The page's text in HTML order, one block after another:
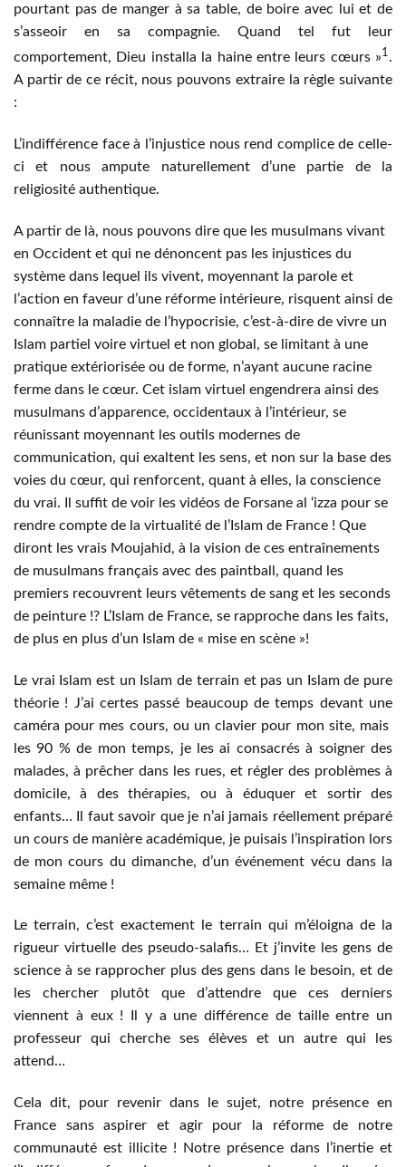
pourtant pas de manger à sa table, de boire avec lui et de
s’asseoir en sa compagnie. Quand tel fut leur
comportement, Dieu installa la haine entre leurs cœurs »1 .
A partir de ce récit, nous pouvons extraire la règle suivante
:
L’indifférence face à l’injustice nous rend complice de celle-
ci et nous ampute naturellement d’une partie de la
religiosité authentique.
A partir de là, nous pouvons dire que les musulmans vivant
en Occident et qui ne dénoncent pas les injustices du
système dans lequel ils vivent, moyennant la parole et
l’action en faveur d’une réforme intérieure, risquent ainsi de
connaître la maladie de l’hypocrisie, c’est-à-dire de vivre un
Islam partiel voire virtuel et non global, se limitant à une
pratique extériorisée ou de forme, n’ayant aucune racine
ferme dans le cœur. Cet islam virtuel engendrera ainsi des
musulmans d’apparence, occidentaux à l’intérieur, se
réunissant moyennant les outils modernes de
communication, qui exaltent les sens, et non sur la base des
voies du cœur, qui renforcent, quant à elles, la conscience
du vrai. Il suffit de voir les vidéos de Forsane al ‘izza pour se
rendre compte de la virtualité de l’Islam de France ! Que
diront les vrais Moujahid, à la vision de ces entraînements
de musulmans français avec des paintball, quand les
premiers recouvrent leurs vêtements de sang et les seconds
de peinture !? L’Islam de France, se rapproche dans les faits,
de plus en plus d’un Islam de « mise en scène »!
Le vrai Islam est un Islam de terrain et pas un Islam de pure
théorie ! J’ai certes passé beaucoup de temps devant une
caméra pour mes cours, ou un clavier pour mon site, mais
les 90 % de mon temps, je les ai consacrés à soigner des
malades, à prêcher dans les rues, et régler des problèmes à
domicile, à des thérapies, ou à éduquer et sortir des
enfants… Il faut savoir que je n’ai jamais réellement préparé
un cours de manière académique, je puisais l’inspiration lors
de mon cours du dimanche, d’un événement vécu dans la
semaine même !
Le terrain, c’est exactement le terrain qui m’éloigna de la
rigueur virtuelle des pseudo-salafis… Et j’invite les gens de
science à se rapprocher plus des gens dans le besoin, et de
les chercher plutôt que d’attendre que ces derniers
viennent à eux ! Il y a une différence de taille entre un
professeur qui cherche ses élèves et un autre qui les
attend…
Cela dit, pour revenir dans le sujet, notre présence en
France sans aspirer et agir pour la réforme de notre
communauté est illicite ! Notre présence dans l’inertie et